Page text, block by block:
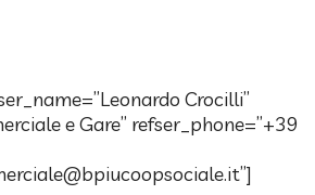
Crocilli”
e Gare” refser_phone=”+39